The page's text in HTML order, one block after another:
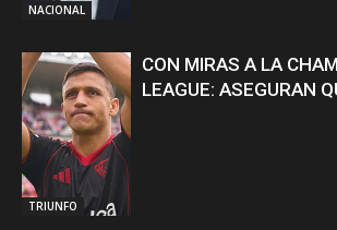
NACIONAL
TRIUNFO
CON MIRAS A LA
LEAGUE: ASEGURAN